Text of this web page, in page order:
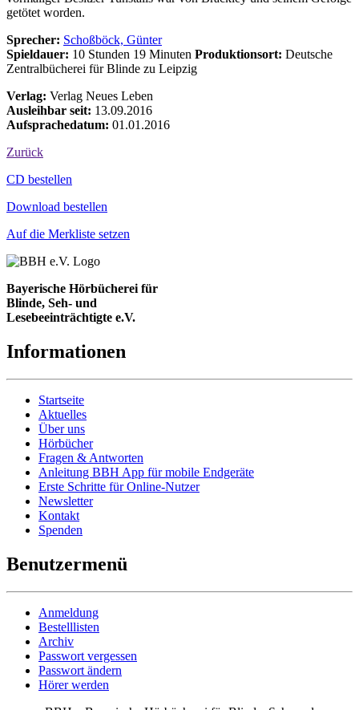
getötet worden.
Sprecher: Schoßböck, Günter
Spieldauer: 10 Stunden 19 Minuten Produktionsort: Deutsche
Zentralbücherei für Blinde zu Leipzig
Verlag: Verlag Neues Leben
Ausleihbar seit: 13.09.2016
Aufsprachedatum: 01.01.2016
Zurück
Bestell-Aktionen
CD bestellen
Download bestellen
Auf die Merkliste setzen
Bayerische Hörbücherei für
Blinde, Seh- und
Lesebeeinträchtigte e.V.
Informationen
Startseite
Aktuelles
Über uns
Hörbücher
Fragen & Antworten
Anleitung BBH App für mobile Endgeräte
Erste Schritte für Online-Nutzer
Newsletter
Kontakt
Spenden
Benutzermenü
Anmeldung
Bestelllisten
Archiv
Passwort vergessen
Passwort ändern
Hörer werden